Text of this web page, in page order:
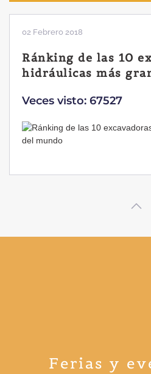
28 Enero 2019
Las ventajas de la
Yanmar B7 Sigma-6
Veces visto: 32222
Ferias y